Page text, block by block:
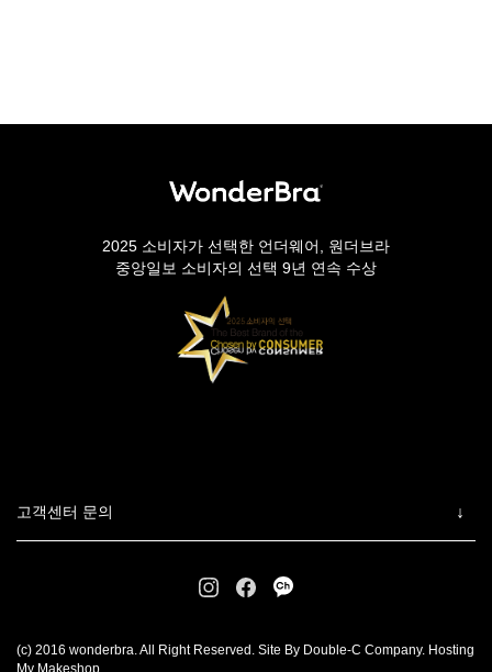
2025 소비자가 선택한 언더웨어, 원더브라
중앙일보 소비자의 선택 9년 연속 수상
고객센터 문의
(c) 2016 wonderbra. All Right Reserved. Site By Double-C Company. Hosting
My Makeshop.